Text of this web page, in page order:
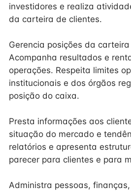
investidores e realiza
da carteira de clientes.
Gerencia posições da
Acompanha resultados e
operações. Respeita limites
institucionais e dos órgãos
posição do caixa.
Presta informações aos
situação do mercado e
relatórios e apresenta
parecer para clientes e para
Administra pessoas,